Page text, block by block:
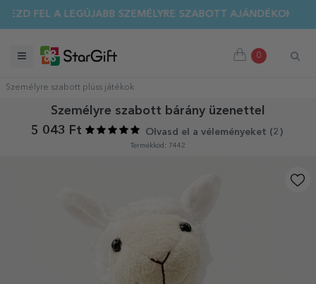
FEL A LEGÚJABB SZEMÉLYRE SZABOTT AJÁNDÉKOKAT!
0
Személyre szabott plüss játékok
Személyre szabott bárány üzenettel
5 043 Ft
Olvasd el a véleményeket (2 )
Termékkód: 7442